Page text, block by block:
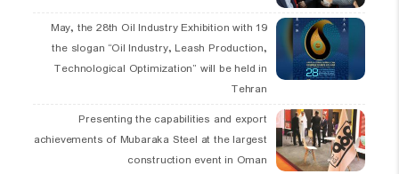
19 May, the 28th Oil Industry Exhibition with
the slogan “Oil Industry, Leash Production,
Technological Optimization” will be held in
Tehran
Presenting the capabilities and export
achievements of Mubaraka Steel at the largest
construction event in Oman